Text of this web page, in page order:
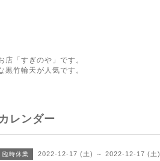
「すぎのや」です。
竹輪天が人気です。
カレンダー
臨時休業 2022-12-17 (土) ～ 2022-12-17 (土)